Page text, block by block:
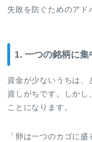
失敗を防ぐためのアド
1. 一つの銘柄に集
資金が少ないうちは、
資しがちです。しかし
ことになります。
「卵は一つのカゴに